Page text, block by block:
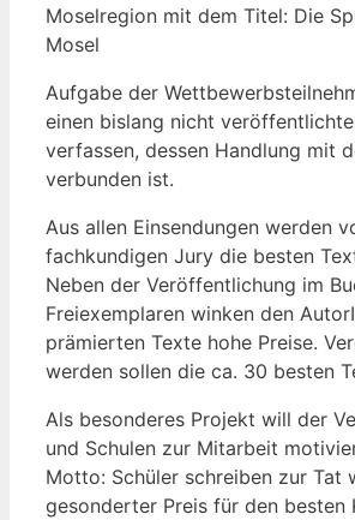
Moselregion mit dem Titel: Die
Mosel
Aufgabe der
einen bislang nicht
verfassen, dessen Handlung mit
verbunden ist.
Aus allen Einsendungen werden
fachkundigen Jury die besten
Neben der Veröffentlichung im
Freiexemplaren winken den
prämierten Texte hohe Preise.
werden sollen die ca. 30 besten
Als besonderes Projekt will der
und Schulen zur Mitarbeit
Motto: Schüler schreiben zur Tat
gesonderter Preis für den besten